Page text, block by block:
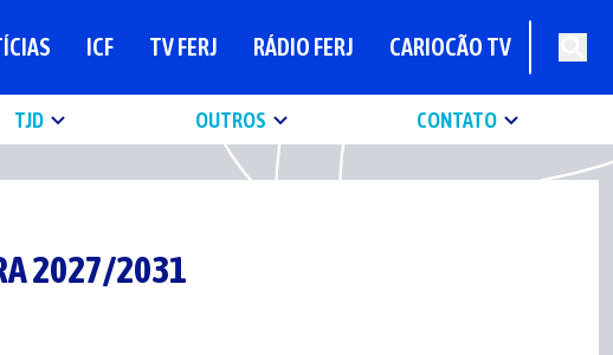
ICF TV FERJ RÁDIO FERJ CARIOCÃO TV
TJD OUTROS CONTATO
2027/2031